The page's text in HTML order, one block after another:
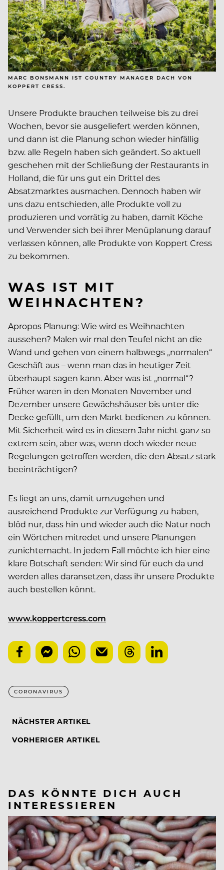
MARC BONSMANN IST COUNTRY MANAGER DACH VON
KOPPERT CRESS.
Unsere Produkte brauchen teilweise bis zu drei
Wochen, bevor sie ausgeliefert werden können,
und dann ist die Planung schon wieder hinfällig
bzw. alle Regeln haben sich geändert. So aktuell
geschehen mit der Schließung der Restaurants in
Holland, die für uns gut ein Drittel des
Absatzmarktes ausmachen. Dennoch haben wir
uns dazu entschieden, alle Produkte voll zu
produzieren und vorrätig zu haben, damit Köche
und Verwender sich bei ihrer Menüplanung darauf
verlassen können, alle Produkte von Koppert Cress
zu bekommen.
WAS IST MIT
WEIHNACHTEN?
Apropos Planung: Wie wird es Weihnachten
aussehen? Malen wir mal den Teufel nicht an die
Wand und gehen von einem halbwegs „normalen“
Geschäft aus – wenn man das in heutiger Zeit
überhaupt sagen kann. Aber was ist „normal“?
Früher waren in den Monaten November und
Dezember unsere Gewächshäuser bis unter die
Decke gefüllt, um den Markt bedienen zu können.
Mit Sicherheit wird es in diesem Jahr nicht ganz so
extrem sein, aber was, wenn doch wieder neue
Regelungen getroffen werden, die den Absatz stark
beeinträchtigen?
Es liegt an uns, damit umzugehen und
ausreichend Produkte zur Verfügung zu haben,
blöd nur, dass hin und wieder auch die Natur noch
ein Wörtchen mitredet und unsere Planungen
zunichtemacht. In jedem Fall möchte ich hier eine
klare Botschaft senden: Wir sind für euch da und
werden alles daransetzen, dass ihr unsere Produkte
auch bestellen könnt.
www.koppertcress.com
CORONAVIRUS
NÄCHSTER ARTIKEL
VORHERIGER ARTIKEL
DAS KÖNNTE DICH AUCH
INTERESSIEREN